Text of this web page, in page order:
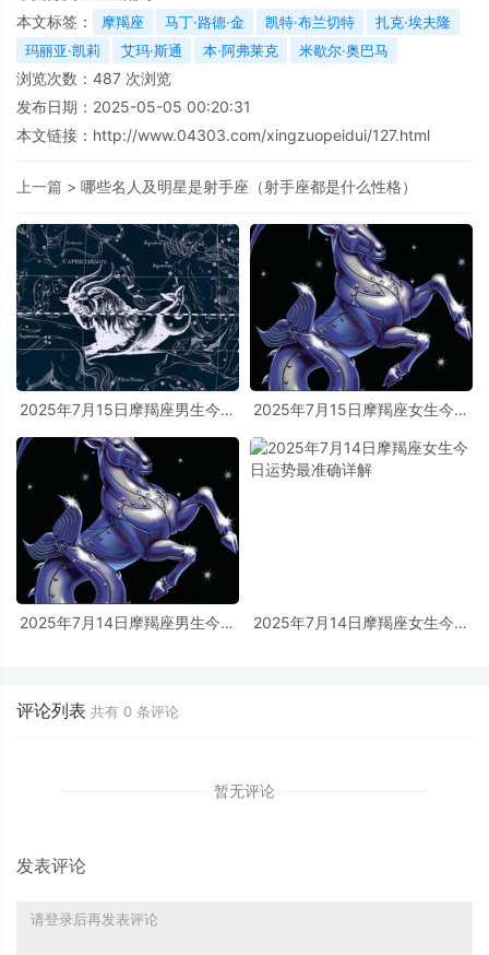
本文标签：
摩羯座 马丁·路德·金 凯特·布兰切特
扎克·埃夫隆
玛丽亚·凯莉
艾玛·斯通 本·阿弗莱克 米歇尔·奥巴马
浏览次数： 487 次浏览
发布日期：2025-05-05 00:20:31
本文链接： http://www.04303.com/xingzuopeidui/127.html
上一篇 > 哪些名人及明星是射手座（射手座都是什么性格）
2025年7月15日摩羯座男生今日
2025年7月15日摩羯座女生今日
2025年7月14日摩羯座男生今日
2025年7月14日摩羯座女生今日
评论列表 共有 0 条评论
暂无评论
发表评论